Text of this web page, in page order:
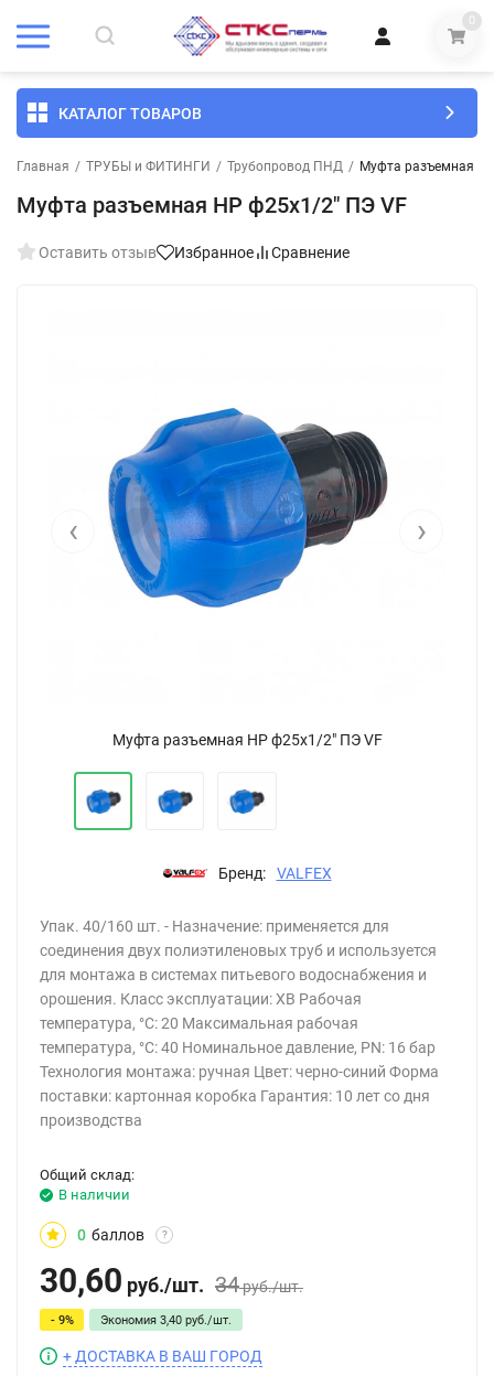
0
КАТАЛОГ ТОВАРОВ
Главная / ТРУБЫ и ФИТИНГИ / Трубопровод ПНД / Муфта разъемная
Муфта разъемная НР ф25х1/2" ПЭ VF
Оставить отзыв Избранное Сравнение
Муфта разъемная НР ф25х1/2" ПЭ VF
‹ ›
Бренд: VALFEX
Упак. 40/160 шт. - Назначение: применяется для
соединения двух полиэтиленовых труб и используется
для монтажа в системах питьевого водоснабжения и
орошения. Класс эксплуатации: ХВ Рабочая
температура, °С: 20 Максимальная рабочая
температура, °С: 40 Номинальное давление, PN: 16 бар
Технология монтажа: ручная Цвет: черно-синий Форма
поставки: картонная коробка Гарантия: 10 лет со дня
производства
Общий склад:
В наличии
0 баллов ?
30,60 руб./шт. 34руб./шт.
- 9% Экономия 3,40 руб./шт.
+ ДОСТАВКА В ВАШ ГОРОД